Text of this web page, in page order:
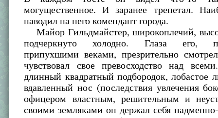
могущественное. И заранее трепетал.
наводил на него комендант города.
Майор Гильдмайстер, широкоплечий,
подчеркнуто холодно. Глаза его,
припухшими веками, презрительно
чувствовал свое превосходство над
длинный квадратный подбородок, лобастое
вдавленный нос (последствия увлечения
офицером властным, решительным и
своими земляками он держал себя